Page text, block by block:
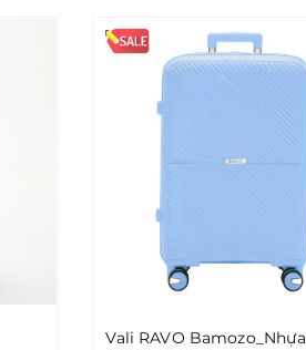
Vali RAVO Bamozo_Nhựa